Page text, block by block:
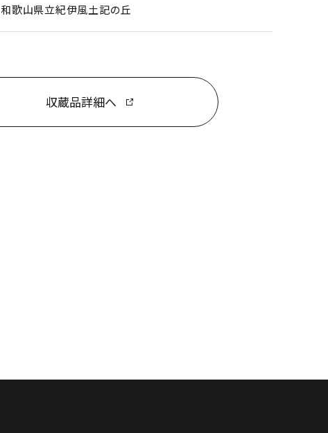
和歌山県立紀伊風土記の丘
収蔵品詳細へ